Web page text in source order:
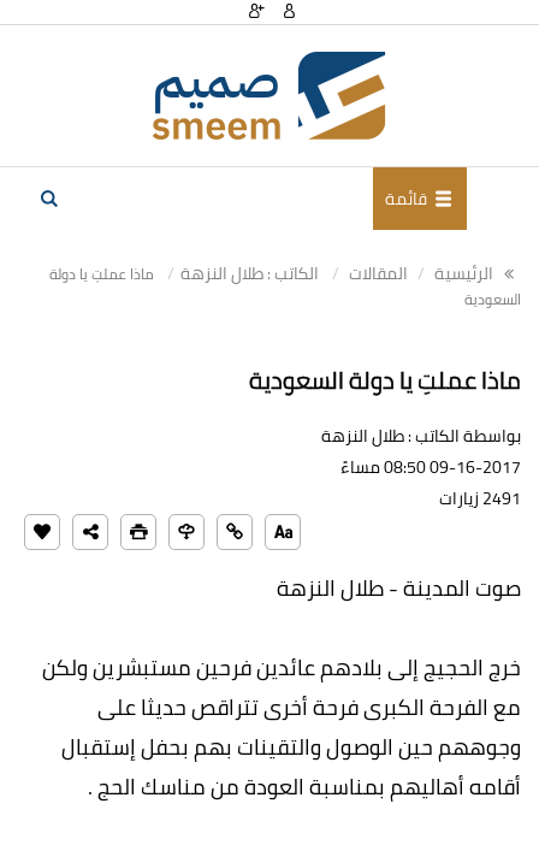
قائمة
الرئيسية المقالات الكاتب : طلال النزهة
ماذا عملتِ يا دولة
السعودية
ماذا عملتِ يا دولة السعودية
بواسطة الكاتب : طلال النزهة
09-16-2017 08:50 مساءً
2491 زيارات
صوت المدينة - طلال النزهة
خرج الحجيج إلى بلادهم عائدين فرحين مستبشرين ولكن
مع الفرحة الكبرى فرحة أخرى تتراقص حديثا على
وجوههم حين الوصول والتقينات بهم بحفل إستقبال
أقامه أهاليهم بمناسبة العودة من مناسك الحج .